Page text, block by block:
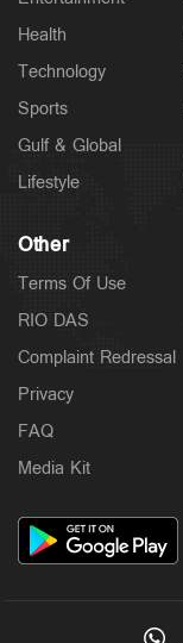
Health
Technology
Sports
Gulf & Global
Lifestyle
Other
Terms Of Use
RIO DAS
Complaint Redressal
Privacy
FAQ
Media Kit